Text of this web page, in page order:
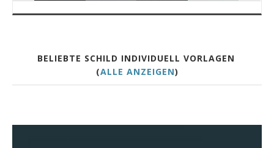
BELIEBTE SCHILD INDIVIDUELL VORLAGEN
(ALLE ANZEIGEN)